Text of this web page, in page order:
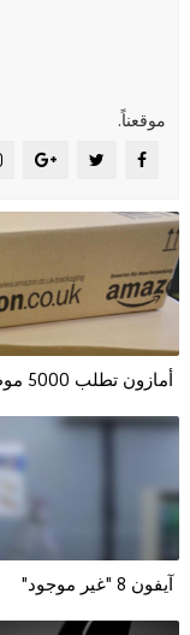
موقعناً.
أمازون تطلب 5000 موظف "منزلي"
آيفون 8 "غير موجود"